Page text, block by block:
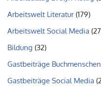
Arbeitswelt Literatur(179)
Arbeitswelt Social Media
Bildung (32)
Gastbeiträge Buchmenschen
Gastbeiträge Social Media